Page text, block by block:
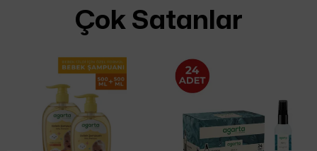
Çok Satanlar